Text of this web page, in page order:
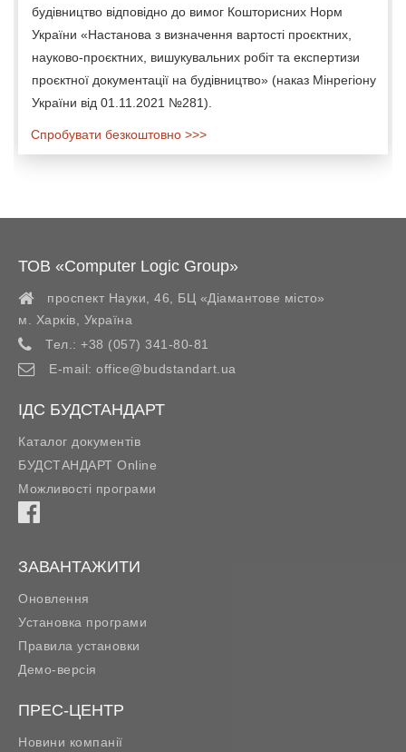
будівництво відповідно до вимог Кошторисних Норм
України «Настанова з визначення вартості проєктних,
науково-проєктних, вишукувальних робіт та експертизи
проєктної документації на будівництво» (наказ Мінрегіону
України від 01.11.2021 №281).
Спробувати безкоштовно >>>
ТОВ «Computer Logic Group»
проспект Науки, 46, БЦ «Діамантове місто»
м. Харків
Україна
Тел.: +38 (057) 341-80-81
E-mail: office@budstandart.ua
ІДС БУДСТАНДАРТ
Каталог документів
БУДСТАНДАРТ Online
Можливості програми
ЗАВАНТАЖИТИ
Оновлення
Установка програми
Правила установки
Демо-версія
ПРЕС-ЦЕНТР
Новини компанії